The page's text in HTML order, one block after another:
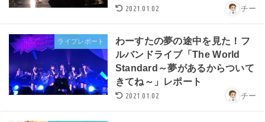
2021.01.02 チー
ライブレポート
わーすたの夢の途中を見た！フ
ルバンドライブ「The World
Standard～夢があるからついて
きてね～」レポート
2021.01.02 チー